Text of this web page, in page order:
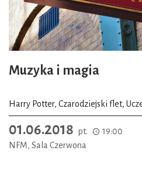
Muzyka i magia
Harry Potter, Czarodziejski flet,
01.06.2018 pt.
19:00
NFM, Sala Czerwona